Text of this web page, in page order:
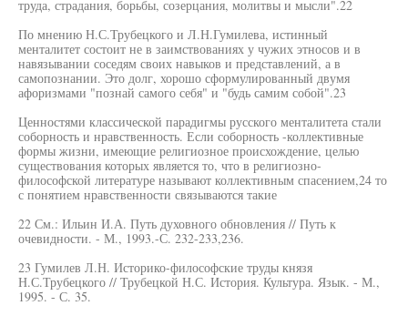
труда, страдания, борьбы, созерцания, молитвы и мысли".22
По мнению Н.С.Трубецкого и Л.Н.Гумилева, истинный
менталитет состоит не в заимствованиях у чужих этносов и в
навязывании соседям своих навыков и представлений, а в
самопознании. Это долг, хорошо сформулированный двумя
афоризмами "познай самого себя" и "будь самим собой".23
Ценностями классической парадигмы русского менталитета стали
соборность и нравственность. Если соборность -коллективные
формы жизни, имеющие религиозное происхождение, целью
существования которых является то, что в религиозно-
философской литературе называют коллективным спасением,24 то
с понятием нравственности связываются такие
22 См.: Ильин И.А. Путь духовного обновления // Путь к
очевидности. - М., 1993.-С. 232-233,236.
23 Гумилев Л.Н. Историко-философские труды князя
Н.С.Трубецкого // Трубецкой Н.С. История. Культура. Язык. - М.,
1995. - С. 35.